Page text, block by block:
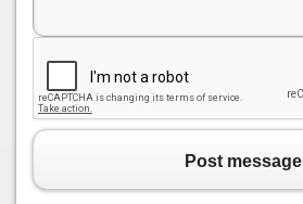
Post message